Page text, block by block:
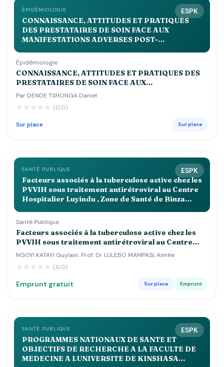
ESPK
ÉPIDÉMIOLOGIE
CONNAISSANCE, ATTITUDES ET PRATIQUES
DES PRESTATAIRES DE SOIN FACE AUX
MANIFESTATIONS ADVERSES POST-
KALEME EN 2023
Épidémiologie
CONNAISSANCE, ATTITUDES ET PRATIQUES DES
PRESTATAIRES DE SOIN FACE AUX
MANIFESTATIONS ADVERSES POST-
KALEME EN 2023
Par DENDE TSHONGA Daniel
(0.0)
Sur place Sur place
ESPK
SANTÉ PUBLIQUE
Facteurs associés à la tuberculose active chez les
PVVIH sous traitement antirétroviral au Centre
Hospitalier Luyindu , Zone de Santé de Binza
Santé Publique
Facteurs associés à la tuberculose active chez les
PVVIH sous traitement antirétroviral au Centre
Hospitalier Luyindu , Zone de Santé de Binza Ozone
Kinshasa 2021 2022
NGOYI KATAYI Guylain; Prof. Dr LULEBO MAMPASI, Aimée
(0.0)
Emprunt gratuit Sur place Emprunt
ESPK
SANTÉ PUBLIQUE
PROGRAMMES NATIONAUX DE SANTE ET
OBJECTIFS DE RECHERCHE A LA FACULTE DE
MEDECINE A LUNIVERSITE DE KINSHASA